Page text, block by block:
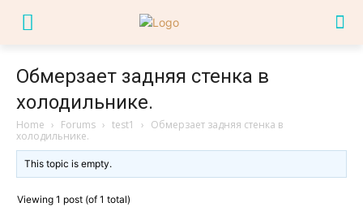
Обмерзает задняя стенка в
холодильнике.
Home › Forums › test1 › Обмерзает задняя стенка в
холодильнике.
This topic is empty.
Viewing 1 post (of 1 total)